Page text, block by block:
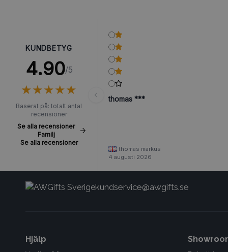
KUNDBETYG
4.90/5
★★★★★
★★★★★
Baserat på: totalt antal
recensioner
Se alla recensioner
Familj
Se alla recensioner
thomas ***
thomas markus
4 augusti 2026
kundservice@awgifts.se
Hjälp